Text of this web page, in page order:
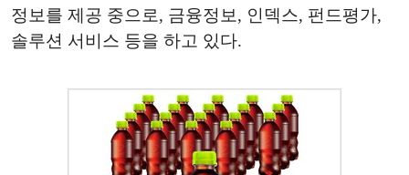
정보를 제공 중으로, 금융정보, 인덱스, 펀드평가,
솔루션 서비스 등을 하고 있다.